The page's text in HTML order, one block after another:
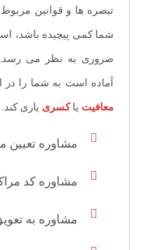
تبصره ها و قوانین
شما کمی پیچیده باشد،
ضروری به نظر می رسد.
آماده است به شما را
معافیت یاکسری یاری کند.
مشاوره تعیین
مشاوره کد
مشاوره به